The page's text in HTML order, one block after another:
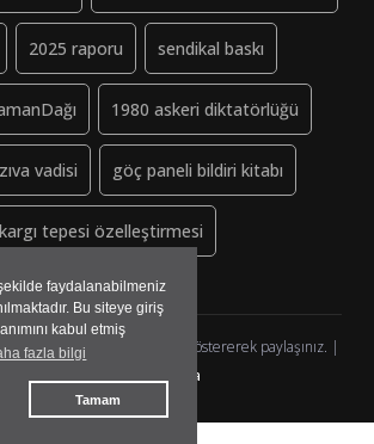
faydalanabilmeniz
Bu siteye giriş
kabul etmiş
fazla bilgi
Tamam
2025 raporu sendikal baskı
1980 askeri diktatörlüğü
zıva vadisi göç paneli bildiri kitabı
kargı tepesi özelleştirmesi
(ↄ) Copyleft - Lütfen kaynak göstererek paylaşınız. |
madmedya